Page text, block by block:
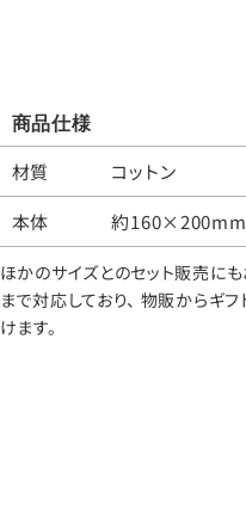
商品仕様
材質
コットン
本体
約160×200mm
ほかのサイズとのセット販売に
まで対応しており、 物販からギ
けます。